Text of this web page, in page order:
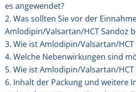
es angewendet?
2. Was sollten Sie vor der
Amlodipin/Valsartan/HCT Sandoz
3. Wie ist Amlodipin/Valsartan/
4. Welche Nebenwirkungen sind
5. Wie ist Amlodipin/Valsartan/
6. Inhalt der Packung und weitere